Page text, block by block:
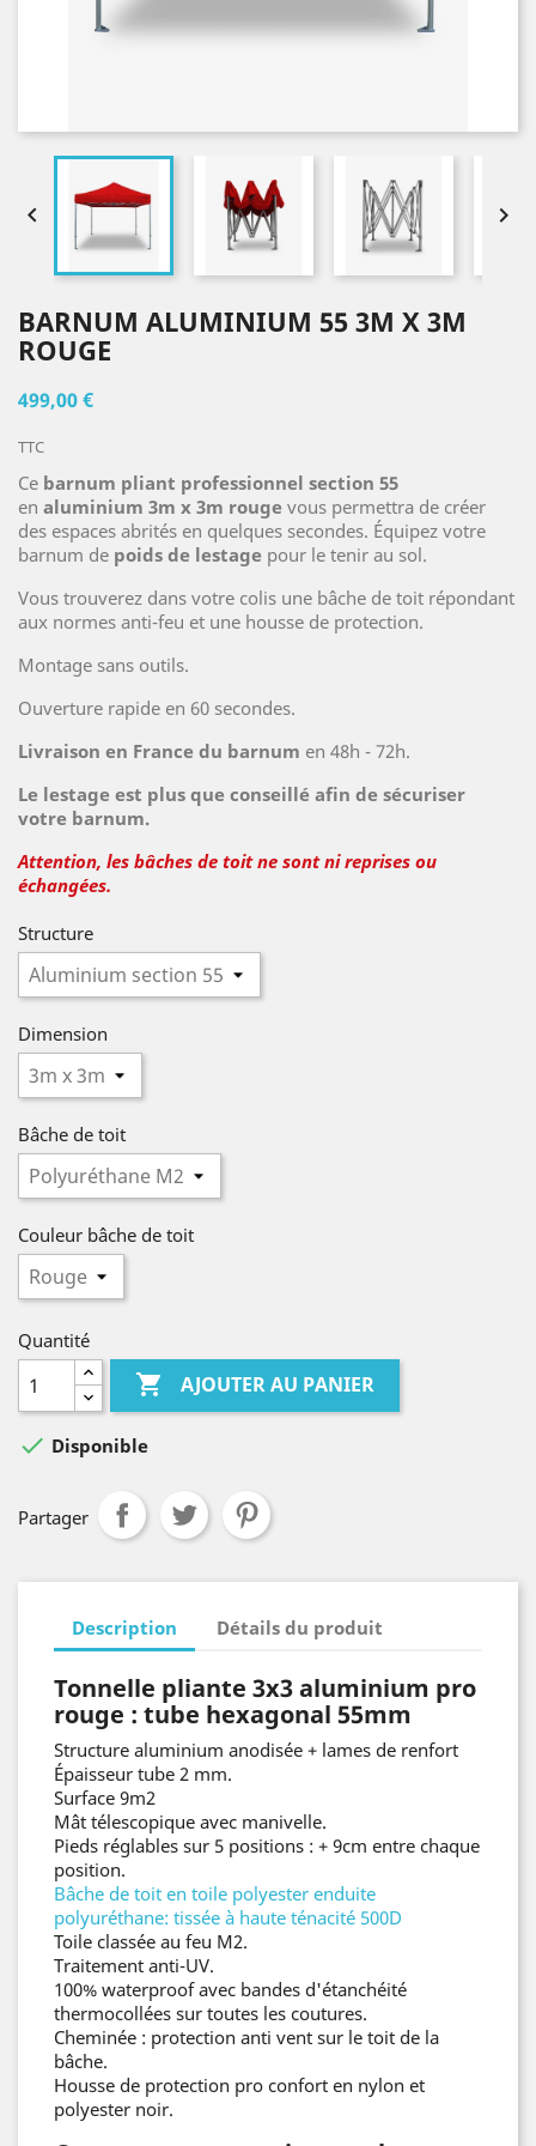
 
BARNUM ALUMINIUM 55 3M X 3M
ROUGE
499,00 €
TTC
Ce barnum pliant professionnel section 55
en aluminium 3m x 3m rouge vous permettra de créer
des espaces abrités en quelques secondes. Équipez votre
barnum de poids de lestage pour le tenir au sol.
Vous trouverez dans votre colis une bâche de toit répondant
aux normes anti-feu et une housse de protection.
Montage sans outils.
Ouverture rapide en 60 secondes.
Livraison en France du barnum en 48h - 72h.
Le lestage est plus que conseillé afin de sécuriser
votre barnum.
Attention, les bâches de toit ne sont ni reprises ou
échangées.
Structure
Dimension
Bâche de toit
Couleur bâche de toit
Quantité
 AJOUTER AU PANIER
 Disponible
Partager
Description Détails du produit
Tonnelle pliante 3x3 aluminium pro
rouge : tube hexagonal 55mm
Structure aluminium anodisée + lames de renfort
Épaisseur tube 2 mm.
Surface 9m2
Mât télescopique avec manivelle.
Pieds réglables sur 5 positions : + 9cm entre chaque
position.
Bâche de toit en toile polyester enduite
polyuréthane: tissée à haute ténacité 500D
Toile classée au feu M2.
Traitement anti-UV.
100% waterproof avec bandes d'étanchéité
thermocollées sur toutes les coutures.
Cheminée : protection anti vent sur le toit de la
bâche.
Housse de protection pro confort en nylon et
polyester noir.